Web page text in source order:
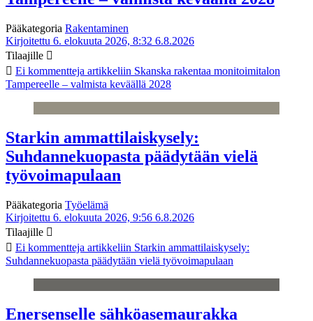
Pääkategoria Rakentaminen
Kirjoitettu 6. elokuuta 2026, 8:32 6.8.2026
Tilaajille
Ei kommentteja artikkeliin Skanska rakentaa monitoimitalon
Tampereelle – valmista keväällä 2028
Starkin ammattilaiskysely:
Suhdannekuopasta päädytään vielä
työvoimapulaan
Pääkategoria Työelämä
Kirjoitettu 6. elokuuta 2026, 9:56 6.8.2026
Tilaajille
Ei kommentteja artikkeliin Starkin ammattilaiskysely:
Suhdannekuopasta päädytään vielä työvoimapulaan
Enersenselle sähköasemaurakka